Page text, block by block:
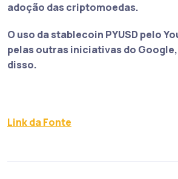
adoção das criptomoedas.
O uso da stablecoin PYUSD pelo
pelas outras iniciativas do
disso.
Link da Fonte